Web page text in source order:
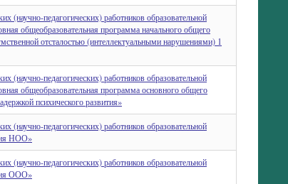
(научно-педагогических) работников образовательной
общеобразовательная программа начального общего
отсталостью (интеллектуальными нарушениями) 1
(научно-педагогических) работников образовательной
общеобразовательная программа основного общего
психического развития»
(научно-педагогических) работников образовательной
НОО»
(научно-педагогических) работников образовательной
ООО»